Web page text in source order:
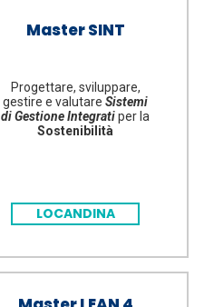
Master SINT
Progettare, sviluppare,
gestire e valutareSistemi
di Gestione Integratiper la
Sostenibilità
LOCANDINA